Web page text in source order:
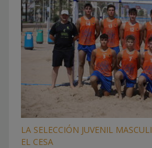
LA SELECCIÓN JUVENIL
EL CESA